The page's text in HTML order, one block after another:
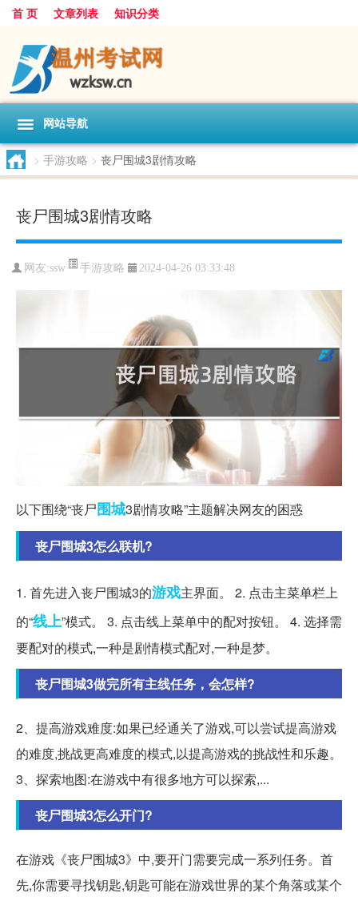
首 页 文章列表 知识分类
网站导航
> 手游攻略 > 丧尸围城3剧情攻略
丧尸围城3剧情攻略
网友:ssw 手游攻略 2024-04-26 03:33:48
以下围绕“丧尸围城3剧情攻略”主题解决网友的困惑
丧尸围城3怎么联机?
1. 首先进入丧尸围城3的游戏主界面。 2. 点击主菜单栏上
的“线上”模式。 3. 点击线上菜单中的配对按钮。 4. 选择需
要配对的模式,一种是剧情模式配对,一种是梦。
丧尸围城3做完所有主线任务，会怎样?
2、提高游戏难度:如果已经通关了游戏,可以尝试提高游戏
的难度,挑战更高难度的模式,以提高游戏的挑战性和乐趣。
3、探索地图:在游戏中有很多地方可以探索,...
丧尸围城3怎么开门?
在游戏《丧尸围城3》中,要开门需要完成一系列任务。首
先,你需要寻找钥匙,钥匙可能在游戏世界的某个角落或某个